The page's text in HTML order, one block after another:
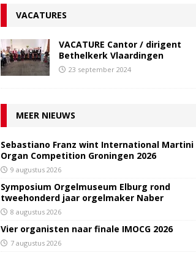
VACATURES
VACATURE Cantor / dirigent
Bethelkerk Vlaardingen
23 september 2024
MEER NIEUWS
Sebastiano Franz wint International Martini
Organ Competition Groningen 2026
9 augustus 2026
Symposium Orgelmuseum Elburg rond
tweehonderd jaar orgelmaker Naber
8 augustus 2026
Vier organisten naar finale IMOCG 2026
7 augustus 2026